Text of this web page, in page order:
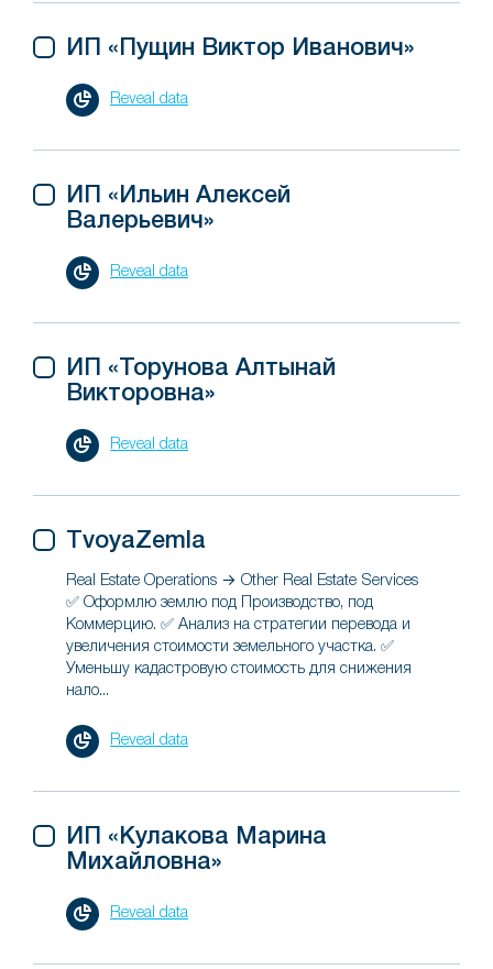
ИП «Пущин Виктор Иванович»
Reveal data
ИП «Ильин Алексей
Валерьевич»
Reveal data
ИП «Торунова Алтынай
Викторовна»
Reveal data
TvoyaZemla
Real Estate Operations → Other Real Estate Services
✅ Оформлю землю под Производство, под
Коммерцию. ✅ Анализ на стратегии перевода и
увеличения стоимости земельного участка. ✅
Уменьшу кадастровую стоимость для снижения
нало...
Reveal data
ИП «Кулакова Марина
Михайловна»
Reveal data